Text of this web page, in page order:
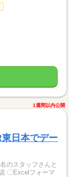
1週間以内公開
日本でデー
のスタッフさんと